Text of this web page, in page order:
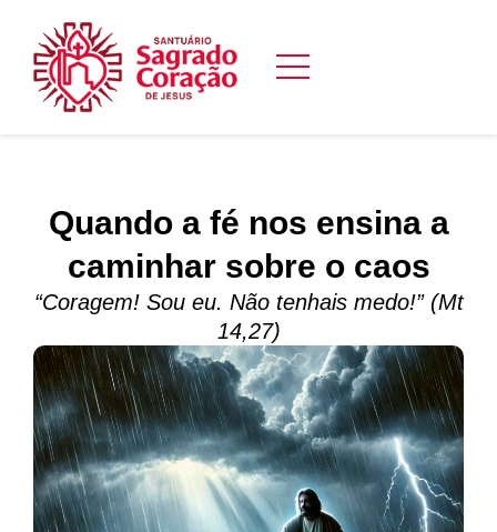
Quando a fé nos ensina a
caminhar sobre o caos
“Coragem! Sou eu. Não tenhais medo!” (Mt
14,27)